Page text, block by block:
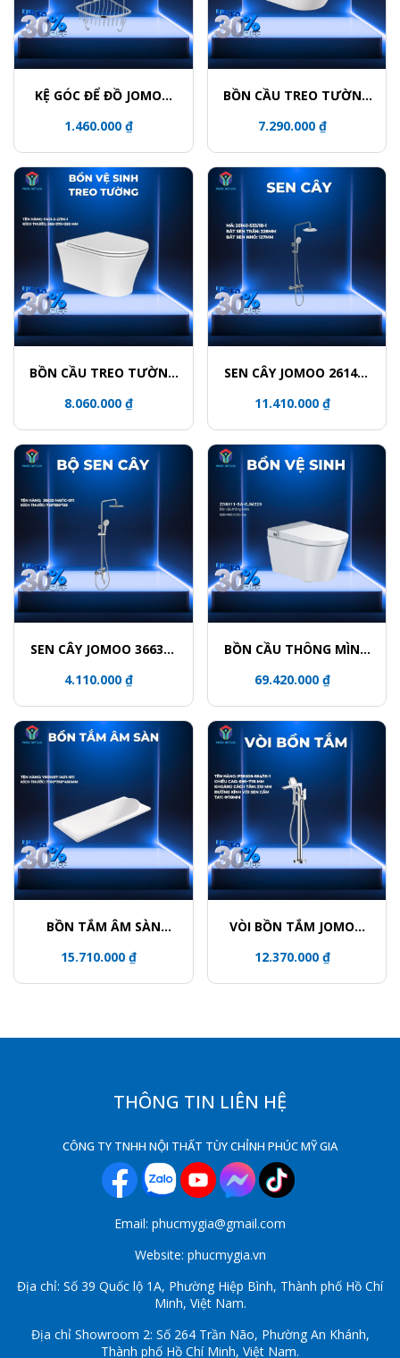
KỆ GÓC ĐỂ ĐỒ JOMOO
1.460.000 ₫
BỒN CẦU TREO TƯỜNG
7.290.000 ₫
BỒN CẦU TREO TƯỜNG
8.060.000 ₫
SEN CÂY JOMOO 26140-
11.410.000 ₫
SEN CÂY JOMOO 36632-
4.110.000 ₫
BỒN CẦU THÔNG MÌNH
CJM220
69.420.000 ₫
BỒN TẮM ÂM SÀN
I011
15.710.000 ₫
VÒI BỒN TẮM JOMOO
12.370.000 ₫
THÔNG TIN LIÊN HỆ
CÔNG TY TNHH NỘI THẤT TÙY CHỈNH PHÚC MỸ GIA
Email: phucmygia@gmail.com
Website: phucmygia.vn
Địa chỉ: Số 39 Quốc lộ 1A, Phường Hiệp Bình, Thành phố Hồ Chí
Minh, Việt Nam.
Địa chỉ Showroom 2: Số 264 Trần Não, Phường An Khánh,
Thành phố Hồ Chí Minh, Việt Nam.